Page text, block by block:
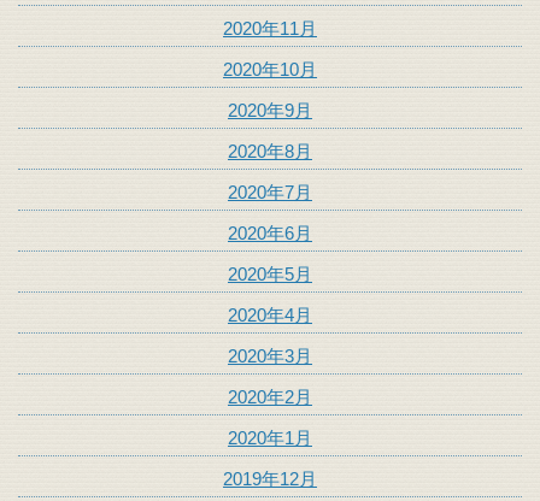
2020年11月
2020年10月
2020年9月
2020年8月
2020年7月
2020年6月
2020年5月
2020年4月
2020年3月
2020年2月
2020年1月
2019年12月